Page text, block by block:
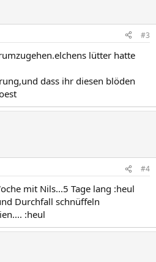
#3
lütter hatte
dass ihr diesen blöden
#4
mit Nils...5 Tage lang :heul
Durchfall schnüffeln
:heul